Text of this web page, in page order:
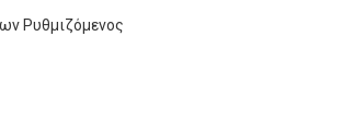
Ρυθμιζόμενος